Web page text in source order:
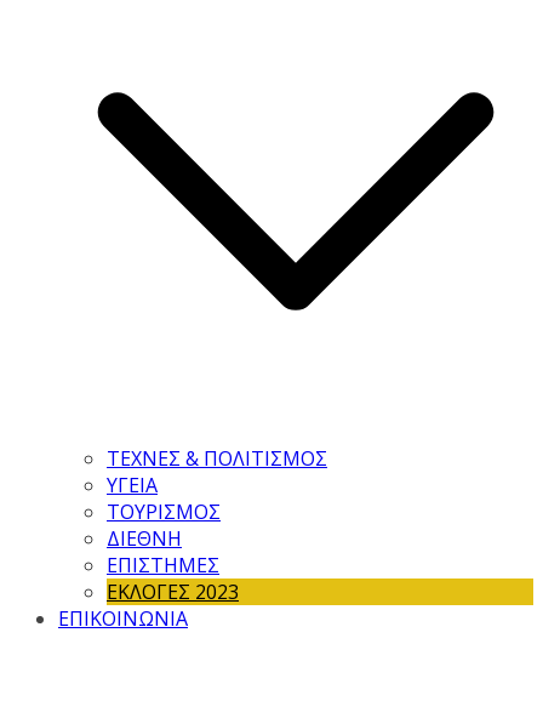
ΤΕΧΝΕΣ & ΠΟΛΙΤΙΣΜΟΣ
ΥΓΕΙΑ
ΤΟΥΡΙΣΜΟΣ
ΔΙΕΘΝΗ
ΕΠΙΣΤΗΜΕΣ
ΕΚΛΟΓΕΣ 2023
ΕΠΙΚΟΙΝΩΝΙΑ